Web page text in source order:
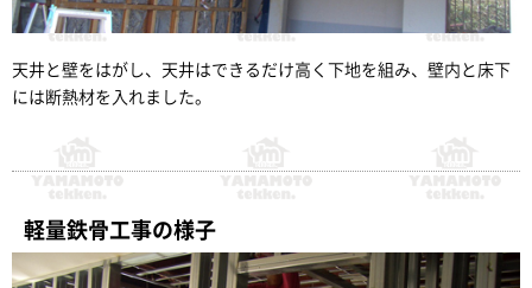
天井と壁をはがし、天井はできるだけ高く下地を組み、壁内と床下
には断熱材を入れました。
軽量鉄骨工事の様子